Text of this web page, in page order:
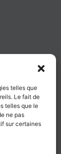
telles que
Le fait de
telles que le
ne pas
sur certaines